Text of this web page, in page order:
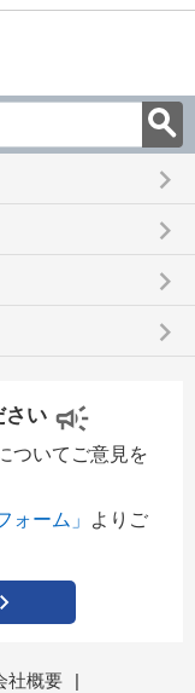
keyboard_arrow_right
keyboard_arrow_right
keyboard_arrow_right
keyboard_arrow_right
さい
ついてご意見を
ォーム」
よりご
社概要 |